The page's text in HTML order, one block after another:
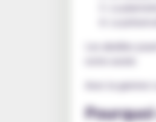
Les abeilles
Avec la